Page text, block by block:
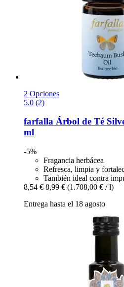
2 Opciones
5.0 (2)
farfalla Árbol de Té
ml
-5%
Fragancia herbácea
Refresca, limpia y
También ideal contra
8,54 € 8,99 € (1.708,00 € / l)
Entrega hasta el 18 agosto